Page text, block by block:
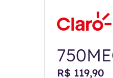
R$ 119,90